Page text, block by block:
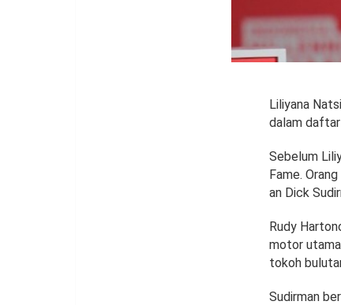
Liliyana
dalam
Sebelum
Fame.
an Dick
Rudy
motor
tokoh
Sudirman